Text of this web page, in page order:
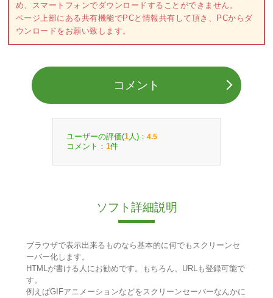
め、スマートフォンでダウンロードすることができません。
ページ上部にある共有機能でPCと情報共有して頂き、PCからダ
ウンロードをお願い致します。
コメント
ユーザーの評価(1 人)： 4.5
コメント： 1件
ソフト詳細説明
ブラウザで表示出来るものなら基本的に何でもスクリーンセ
ーバー化します。
HTMLが書ける人にお勧めです。もちろん、URLも登録可能で
す。
例えばGIFアニメーションなどをスクリーンセーバーなんかに